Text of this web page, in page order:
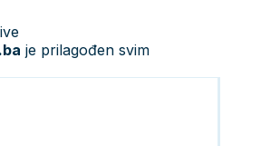
je prilagođen svim